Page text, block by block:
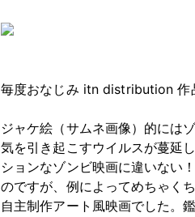
毎度おなじみ itn distribution 作
ジャケ絵（サムネ画像）的には
気を引き起こすウイルスが蔓延
ションなゾンビ映画に違いない
のですが、例によってめちゃく
自主制作アート風映画でした。